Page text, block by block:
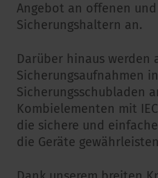
Angebot an offenen
Sicherungshaltern an.
Darüber hinaus werden
Sicherungsaufnahmen
Sicherungsschubladen
Kombielementen mit
die sichere und
die Geräte